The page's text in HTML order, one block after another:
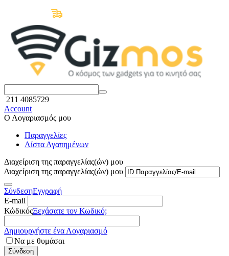
211 4085729
Account
Ο Λογαριασμός μου
Παραγγελίες
Λίστα Αγαπημένων
Διαχείριση της παραγγελίας(ών) μου
Διαχείριση της παραγγελίας(ών) μου
ΣύνδεσηΕγγραφή
E-mail
ΚώδικόςΞεχάσατε τον Κωδικό;
Δημιουργήστε ένα Λογαριασμό
Να με θυμάσαι
Σύνδεση